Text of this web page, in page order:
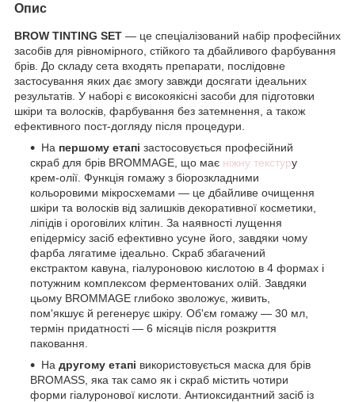
Опис
BROW TINTING SET — це спеціалізований набір професійних
засобів для рівномірного, стійкого та дбайливого фарбування
брів. До складу сета входять препарати, послідовне
застосування яких дає змогу завжди досягати ідеальних
результатів. У наборі є високоякісні засоби для підготовки
шкіри та волосків, фарбування без затемнення, а також
ефективного пост-догляду після процедури.
На першому етапі застосовується професійний
скраб для брів ВROMMAGE, що має ніжну текстуру
крем-олії. Функція гомажу з біорозкладними
кольоровими мікросхемами — це дбайливе очищення
шкіри та волосків від залишків декоративної косметики,
ліпідів і ороговілих клітин. За наявності лущення
епідермісу засіб ефективно усуне його, завдяки чому
фарба лягатиме ідеально. Скраб збагачений
екстрактом кавуна, гіалуроновою кислотою в 4 формах і
потужним комплексом ферментованих олій. Завдяки
цьому ВROMMAGE глибоко зволожує, живить,
пом'якшує й регенерує шкіру. Об'єм гомажу — 30 мл,
термін придатності — 6 місяців після розкриття
паковання.
На другому етапі використовується маска для брів
BROMASS, яка так само як і скраб містить чотири
форми гіалуронової кислоти. Антиоксидантний засіб із